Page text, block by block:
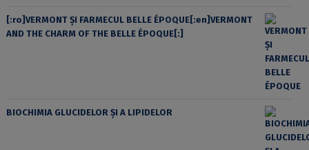
[:ro]VERMONT ȘI FARMECUL BELLE ÉPOQUE[:en]VERMONT
AND THE CHARM OF THE BELLE ÉPOQUE[:]
BIOCHIMIA GLUCIDELOR ȘI A LIPIDELOR